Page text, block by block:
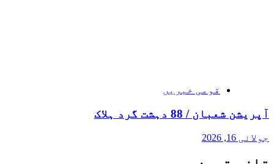
قومی خبریں
آپریشن شعبان / 88 دہشت گرد ہلاک
جولائی 16, 2026